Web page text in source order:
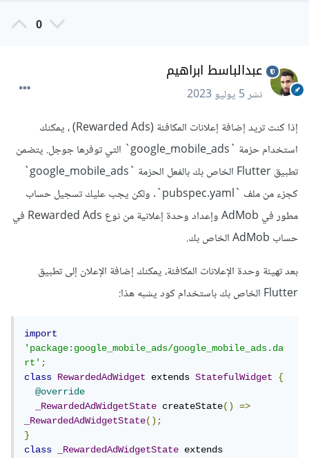
0
عبدالباسط ابراهيم
نشر5 يوليو 2023
إذا كنت تريد إضافة إعلانات المكافئة (Rewarded Ads) ، يمكنك
استخدام حزمة `google_mobile_ads` التي توفرها جوجل. يتضمن
تطبيق Flutter الخاص بك بالفعل الحزمة `google_mobile_ads`
كجزء من ملف `pubspec.yaml`. ولكن يجب عليك تسجيل حساب
مطور في AdMob وإعداد وحدة إعلانية من نوع Rewarded Ads في
حساب AdMob الخاص بك.
بعد تهيئة وحدة الإعلانات المكافئة، يمكنك إضافة الإعلان إلى تطبيق
Flutter الخاص بك باستخدام كود يشبه هذا:
import
'package:google_mobile_ads/google_mobile_ads.da
rt';
class
RewardedAdWidget extends StatefulWidget
{
@override
_RewardedAdWidgetState createState()
=>
_RewardedAdWidgetState();
}
class
_RewardedAdWidgetState